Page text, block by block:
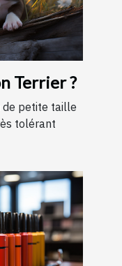
Terrier ?
de petite taille
tolérant